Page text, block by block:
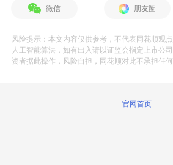
微信 朋友圈
风险提示：本文内容仅供参考，不代表同花顺观
人工智能算法，如有出入请以证监会指定上市公
资者据此操作，风险自担，同花顺对此不承担任
官网首页